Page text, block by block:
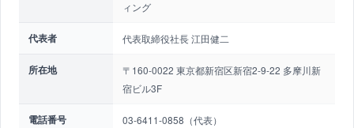
ィング
代表者 代表取締役社長 江田健二
所在地
〒160-0022 東京都新宿区新宿2-9-22 多摩川新
宿ビル3F
電話番号 03-6411-0858（代表）